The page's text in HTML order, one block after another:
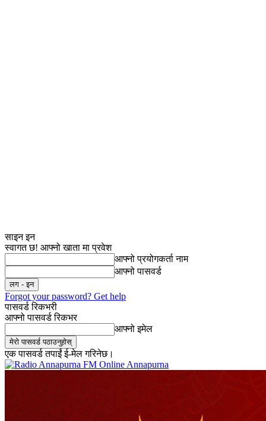
साइन इन
स्वागत छ! आफ्नो खाता मा प्रवेश
आफ्नो प्रयोगकर्ता नाम
आफ्नो पासवर्ड
Forgot your password? Get help
पासवर्ड रिकभरी
आफ्नो पासवर्ड रिकभर
आफ्नो इमेल
एक पासवर्ड तपाईं ई-मेल गरिनेछ।
Online Annapurna